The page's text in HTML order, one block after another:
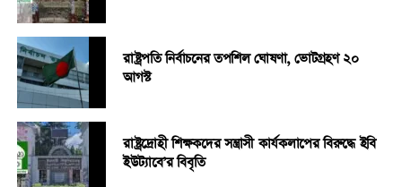
রাষ্ট্রপতি নির্বাচনের তপশিল ঘোষণা, ভোটগ্রহণ ২০
আগস্ট
রাষ্ট্রদ্রোহী শিক্ষকদের সন্ত্রাসী কার্যকলাপের বিরুদ্ধে ইবি
ইউট্যাবে’র বিবৃতি